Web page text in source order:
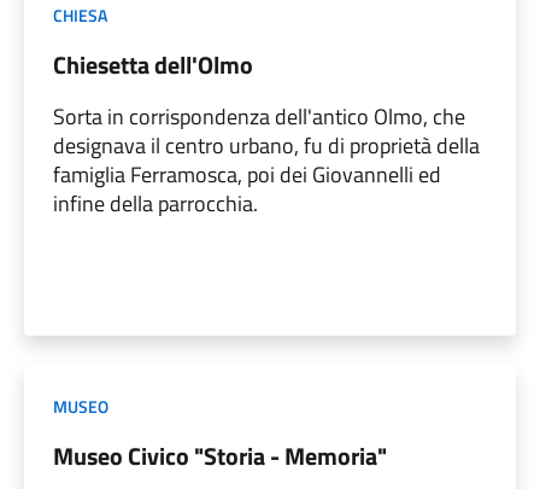
CHIESA
Chiesetta dell'Olmo
Sorta in corrispondenza dell'antico Olmo, che
designava il centro urbano, fu di proprietà della
famiglia Ferramosca, poi dei Giovannelli ed
infine della parrocchia.
MUSEO
Museo Civico "Storia - Memoria"